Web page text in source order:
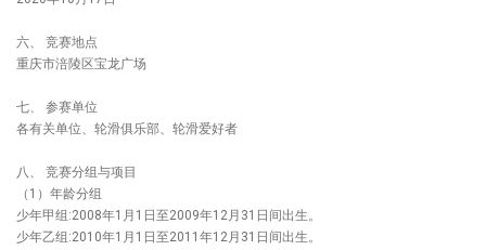
六、 竞赛地点
重庆市涪陵区宝龙广场
七、 参赛单位
各有关单位、轮滑俱乐部、轮滑爱好者
八、 竞赛分组与项目
（1）年龄分组
少年甲组:2008年1月1日至2009年12月31日间出生。
少年乙组:2010年1月1日至2011年12月31日间出生。